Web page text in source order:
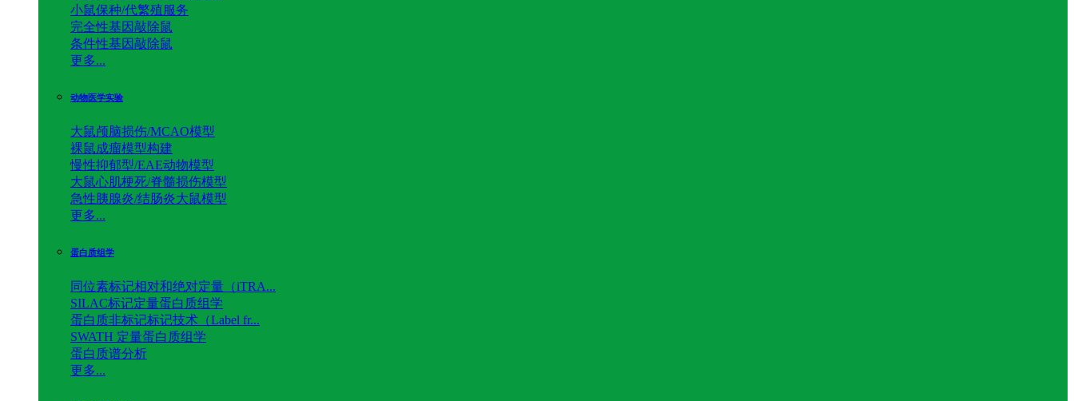
小鼠保种/代繁殖服务
完全性基因敲除鼠
条件性基因敲除鼠
更多...
动物医学实验
大鼠颅脑损伤/MCAO模型
裸鼠成瘤模型构建
慢性抑郁型/EAE动物模型
大鼠心肌梗死/脊髓损伤模型
急性胰腺炎/结肠炎大鼠模型
更多...
蛋白质组学
同位素标记相对和绝对定量（iTRA...
SILAC标记定量蛋白质组学
蛋白质非标记标记技术（Label fr...
SWATH 定量蛋白质组学
蛋白质谱分析
更多...